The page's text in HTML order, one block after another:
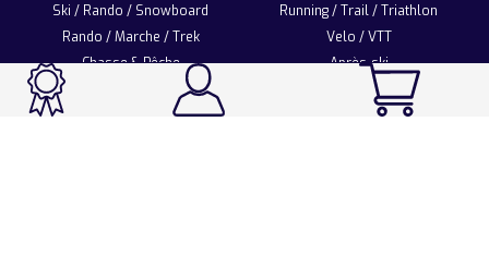
Ski / Rando / Snowboard
Running / Trail / Triathlon
Rando / Marche / Trek
Velo / VTT
Chasse & Pêche
Après-ski
Sport Fashion